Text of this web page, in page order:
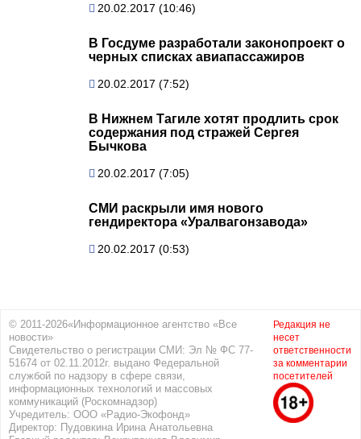
20.02.2017 (10:46)
В Госдуме разработали законопроект о
черных списках авиапассажиров
20.02.2017 (7:52)
В Нижнем Тагиле хотят продлить срок
содержания под стражей Сергея
Бычкова
20.02.2017 (7:05)
СМИ раскрыли имя нового
гендиректора «Уралвагонзавода»
20.02.2017 (0:53)
© 2011-2026«Информационное агентство «Все
новости»
Свидетельство о регистрации СМИ: Эл № ФС 77-
51674 от 02.11.2012г. выдано Федеральной
службой по надзору в сфере связи,
информационных технологий и массовых
коммуникаций (Роскомнадзор)
Учредитель: ООО «Радио-Экофонд»
Директор: Пудовкина Ирина Анатольевна
Редакция не
несет
ответственности
за комментарии
посетителей